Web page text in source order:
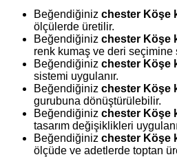
Beğendiğiniz chester Köşe
ölçülerde üretilir.
Beğendiğiniz chester Köşe
renk kumaş ve deri seçimine
Beğendiğiniz chester Köşe
sistemi uygulanır.
Beğendiğiniz chester Köşe
gurubuna dönüştürülebilir.
Beğendiğiniz chester Köşe
tasarım değişiklikleri
Beğendiğiniz chester Köşe
ölçüde ve adetlerde toptan